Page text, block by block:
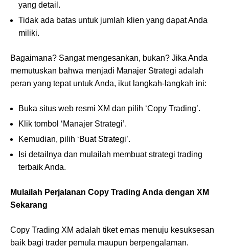
yang detail.
Tidak ada batas untuk jumlah klien yang dapat Anda
miliki.
Bagaimana? Sangat mengesankan, bukan? Jika Anda
memutuskan bahwa menjadi Manajer Strategi adalah
peran yang tepat untuk Anda, ikut langkah-langkah ini:
Buka situs web resmi XM dan pilih ‘Copy Trading’.
Klik tombol ‘Manajer Strategi’.
Kemudian, pilih ‘Buat Strategi’.
Isi detailnya dan mulailah membuat strategi trading
terbaik Anda.
Mulailah Perjalanan Copy Trading Anda dengan XM
Sekarang
Copy Trading XM adalah tiket emas menuju kesuksesan
baik bagi trader pemula maupun berpengalaman.